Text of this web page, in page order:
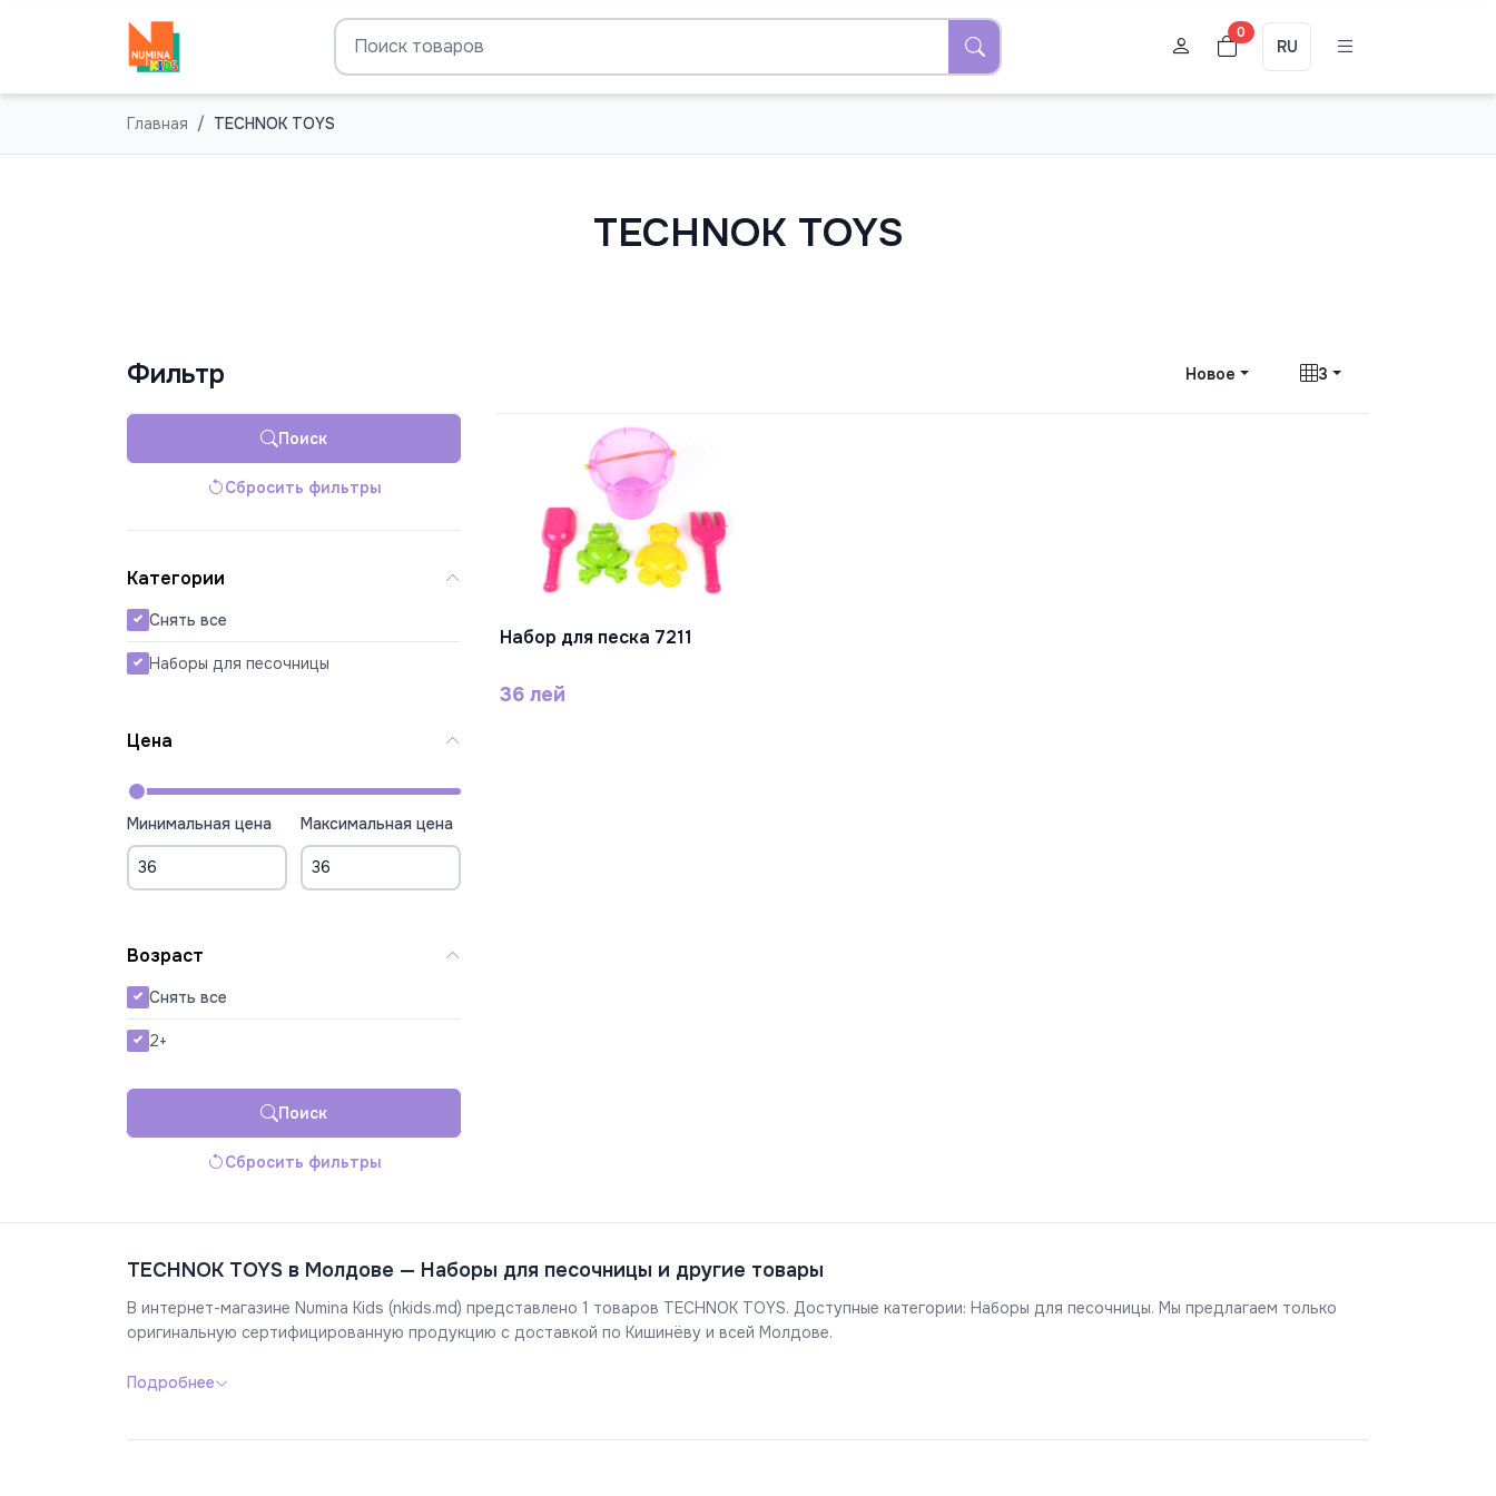
0
RU
Главная TECHNOK TOYS
TECHNOK TOYS
Фильтр
Поиск
Сбросить фильтры
Категории
Снять все
Наборы для песочницы
Цена
Минимальная цена Максимальная цена
Возраст
Снять все
2+
Поиск
Сбросить фильтры
Новое 3
В Корзину
Набор для песка 7211
36 лей
TECHNOK TOYS в Молдове — Наборы для песочницы и другие товары
В интернет-магазине Numina Kids (nkids.md) представлено 1 товаров TECHNOK TOYS. Доступные категории: Наборы для песочницы. Мы предлагаем только
оригинальную сертифицированную продукцию с доставкой по Кишинёву и всей Молдове.
Подробнее